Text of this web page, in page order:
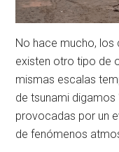
No hace mucho,
existen otro tipo de
mismas escalas
de tsunami digamos
provocadas por un
de fenómenos